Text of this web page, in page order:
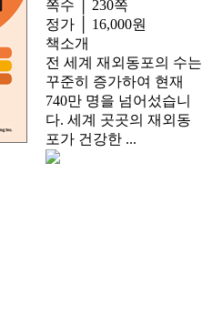
쪽수 │ 230쪽
정가 │ 16,000원
책소개
전 세계 재외동포의 수는
꾸준히 증가하여 현재
740만 명을 넘어섰습니
다. 세계 곳곳의 재외동
포가 건강한 ...